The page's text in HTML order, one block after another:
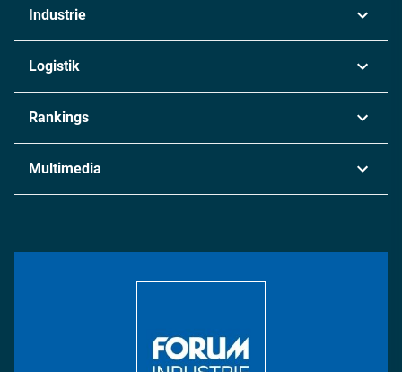
Industrie
Chemie
Metall
Energie
Logistik
Rankings
Multimedia